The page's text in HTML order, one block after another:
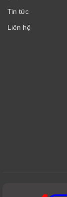
Tin tức
Liên hệ